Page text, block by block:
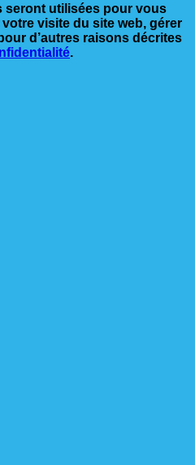
seront utilisées pour vous
visite du site web, gérer
d’autres raisons décrites
.